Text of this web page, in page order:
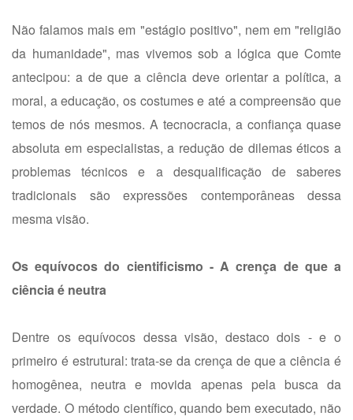
Não falamos mais em "estágio positivo", nem em "religião
da humanidade", mas vivemos sob a lógica que Comte
antecipou: a de que a ciência deve orientar a política, a
moral, a educação, os costumes e até a compreensão que
temos de nós mesmos. A tecnocracia, a confiança quase
absoluta em especialistas, a redução de dilemas éticos a
problemas técnicos e a desqualificação de saberes
tradicionais são expressões contemporâneas dessa
mesma visão.
Os equívocos do cientificismo - A crença de que a
ciência é neutra
Dentre os equívocos dessa visão, destaco dois - e o
primeiro é estrutural: trata-se da crença de que a ciência é
homogênea, neutra e movida apenas pela busca da
verdade. O método científico, quando bem executado, não